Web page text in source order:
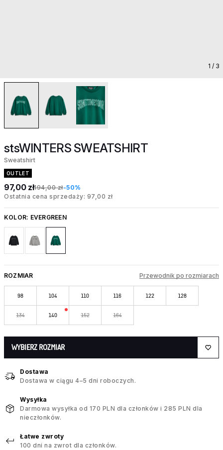
1 / 3
stsWINTERS SWEATSHIRT
Sweatshirt
OUTLET
97,00 zł194,00 zł-50%
Ostatnia cena sprzedaży: 97,00 zł
KOLOR: EVERGREEN
ROZMIAR Przewodnik po rozmiarach
98 104 110 116 122 128
134 140 152 164
WYBIERZ ROZMIAR
Dostawa
Dostawa w ciągu 4–5 dni roboczych.
Wysyłka
Darmowa wysyłka od 170 PLN dla członków i 285 PLN dla
nieczłonków.
Łatwe zwroty
100 dni na zwrot dla członków.